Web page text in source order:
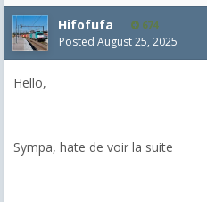
Hifofufa 674
Posted August 25, 2025
Hello,
Sympa, hate de voir la suite